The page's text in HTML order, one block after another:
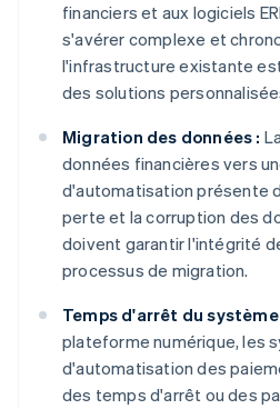
financiers et aux logiciels
s'avérer complexe et
l'infrastructure existante
des solutions
Migration des données :
données financières vers
d'automatisation présente
perte et la corruption des
doivent garantir l'intégrité
processus de migration.
Temps d'arrêt du système
plateforme numérique, les
d'automatisation des
des temps d'arrêt ou des